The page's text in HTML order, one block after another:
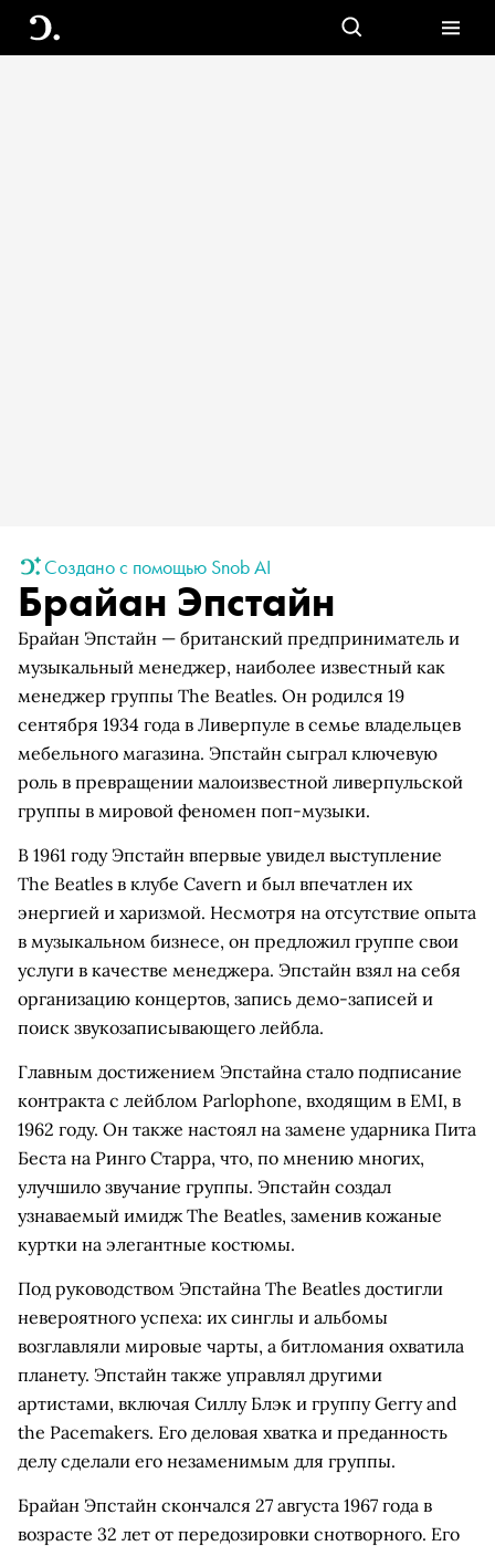
Создано с помощью Snob AI
Брайан Эпстайн
Брайан Эпстайн — британский предприниматель и
музыкальный менеджер, наиболее известный как
менеджер группы The Beatles. Он родился 19
сентября 1934 года в Ливерпуле в семье владельцев
мебельного магазина. Эпстайн сыграл ключевую
роль в превращении малоизвестной ливерпульской
группы в мировой феномен поп-музыки.
В 1961 году Эпстайн впервые увидел выступление
The Beatles в клубе Cavern и был впечатлен их
энергией и харизмой. Несмотря на отсутствие опыта
в музыкальном бизнесе, он предложил группе свои
услуги в качестве менеджера. Эпстайн взял на себя
организацию концертов, запись демо-записей и
поиск звукозаписывающего лейбла.
Главным достижением Эпстайна стало подписание
контракта с лейблом Parlophone, входящим в EMI, в
1962 году. Он также настоял на замене ударника Пита
Беста на Ринго Старра, что, по мнению многих,
улучшило звучание группы. Эпстайн создал
узнаваемый имидж The Beatles, заменив кожаные
куртки на элегантные костюмы.
Под руководством Эпстайна The Beatles достигли
невероятного успеха: их синглы и альбомы
возглавляли мировые чарты, а битломания охватила
планету. Эпстайн также управлял другими
артистами, включая Силлу Блэк и группу Gerry and
the Pacemakers. Его деловая хватка и преданность
делу сделали его незаменимым для группы.
Брайан Эпстайн скончался 27 августа 1967 года в
возрасте 32 лет от передозировки снотворного. Его